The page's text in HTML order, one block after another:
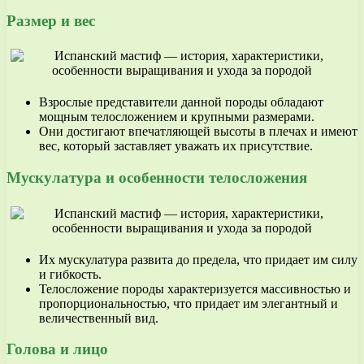
Размер и вес
Взрослые представители данной породы обладают
мощным телосложением и крупными размерами.
Они достигают впечатляющей высоты в плечах и имеют
вес, который заставляет уважать их присутствие.
Мускулатура и особенности телосложения
Их мускулатура развита до предела, что придает им силу
и гибкость.
Телосложение породы характеризуется массивностью и
пропорциональностью, что придает им элегантный и
величественный вид.
Голова и лицо